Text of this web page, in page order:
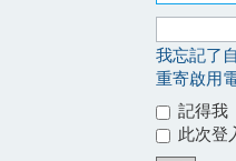
我忘記了
重寄啟用
記得我
此次登